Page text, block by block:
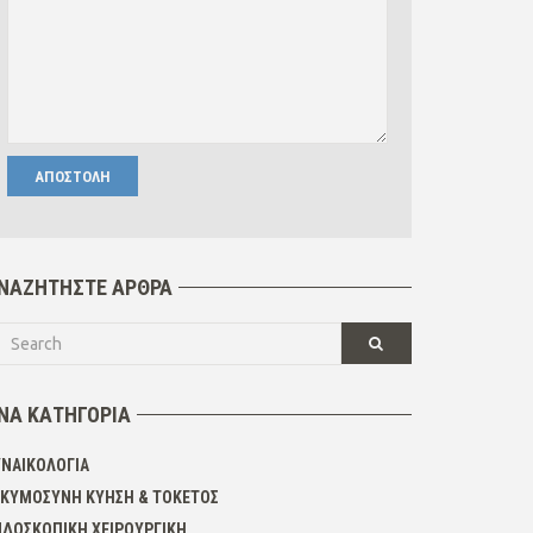
ΆΡΘΡΑ
ΚΑΤΗΓΟΡΊΑ
ΚΎΗΣΗ & ΤΟΚΕΤΌΣ